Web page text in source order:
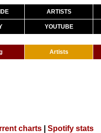
ARTISTS
YOUTUBE
Artists
charts Spotify stats